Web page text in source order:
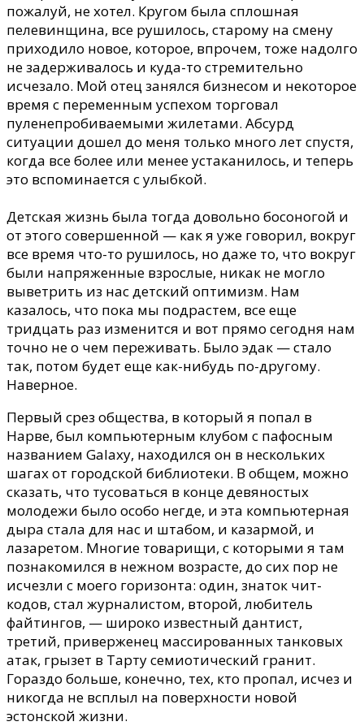
пожалуй, не хотел. Кругом была сплошная
пелевинщина, все рушилось, старому на смену
приходило новое, которое, впрочем, тоже надолго
не задерживалось и куда-то стремительно
исчезало. Мой отец занялся бизнесом и некоторое
время с переменным успехом торговал
пуленепробиваемыми жилетами. Абсурд
ситуации дошел до меня только много лет спустя,
когда все более или менее устаканилось, и теперь
это вспоминается с улыбкой.
Детская жизнь была тогда довольно босоногой и
от этого совершенной — как я уже говорил, вокруг
все время что-то рушилось, но даже то, что вокруг
были напряженные взрослые, никак не могло
выветрить из нас детский оптимизм. Нам
казалось, что пока мы подрастем, все еще
тридцать раз изменится и вот прямо сегодня нам
точно не о чем переживать. Было эдак —стало
так, потом будет еще как-нибудь по-другому.
Наверное.
Первый срез общества, в который я попал в
Нарве, был компьютерным клубом с пафосным
названием Galaxy, находился он в нескольких
шагах от городской библиотеки. В общем, можно
сказать, что тусоваться в конце девяностых
молодежи было особо негде, и эта компьютерная
дыра стала для нас и штабом, и казармой, и
лазаретом. Многие товарищи, с которыми я там
познакомился в нежном возрасте, до сих пор не
исчезли с моего горизонта: один, знаток чит-
кодов, стал журналистом, второй, любитель
файтингов, — широко известный дантист,
третий, приверженец массированных танковых
атак, грызет в Тарту семиотический гранит.
Гораздо больше, конечно, тех, кто пропал, исчез и
никогда не всплыл на поверхности новой
эстонской жизни.